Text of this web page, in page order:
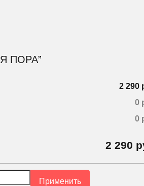
ПОРА”
2 290
0
0
2 290
Применить